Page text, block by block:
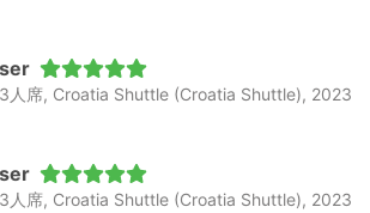
人席, Croatia Shuttle (Croatia Shuttle), 2023
人席, Croatia Shuttle (Croatia Shuttle), 2023